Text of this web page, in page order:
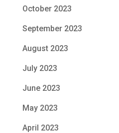
October 2023
September 2023
August 2023
July 2023
June 2023
May 2023
April 2023